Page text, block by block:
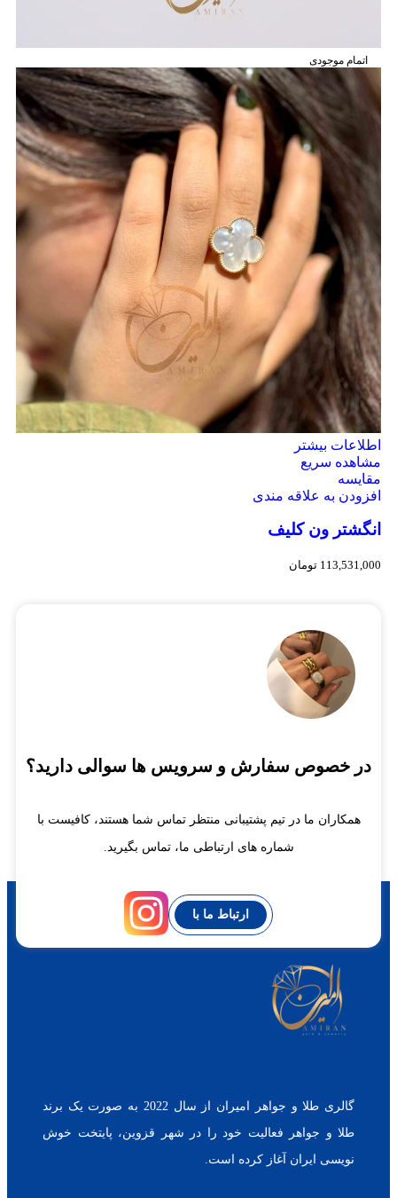
اتمام موجودی
اطلاعات بیشتر
مشاهده سریع
مقایسه
افزودن به علاقه مندی
انگشتر ون کلیف
113,531,000 تومان
در خصوص سفارش و سرویس ها سوالی دارید؟
همکاران ما در تیم پشتیبانی منتظر تماس شما هستند، کافیست با
شماره های ارتباطی ما، تماس بگیرید.
ارتباط ما با
گالری طلا و جواهر امیران از سال 2022 به صورت یک برند
طلا و جواهر فعالیت خود را در شهر قزوین، پایتخت خوش
نویسی ایران آغاز کرده است.